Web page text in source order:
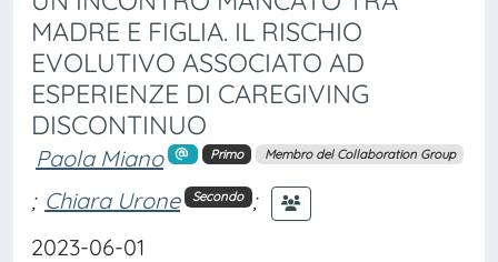
MADRE E FIGLIA. IL RISCHIO
EVOLUTIVO ASSOCIATO AD
ESPERIENZE DI CAREGIVING
DISCONTINUO
Paola Miano Primo Membro del Collaboration Group
; Chiara Urone Secondo ;
2023-06-01